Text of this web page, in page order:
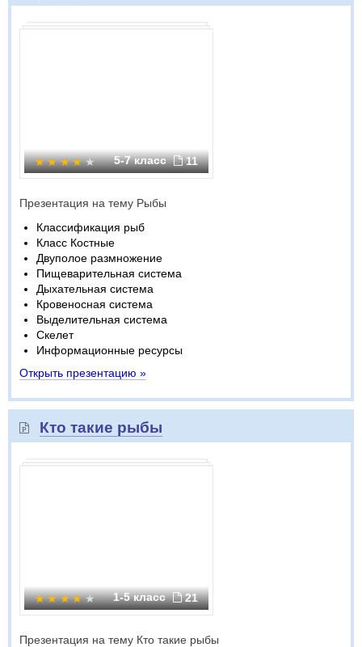
5-7 класс 11
Презентация на тему Рыбы
Классификация рыб
Класс Костные
Двуполое размножение
Пищеварительная система
Дыхательная система
Кровеносная система
Выделительная система
Скелет
Информационные ресурсы
Открыть презентацию »
Кто такие рыбы
1-5 класс 21
Презентация на тему Кто такие рыбы